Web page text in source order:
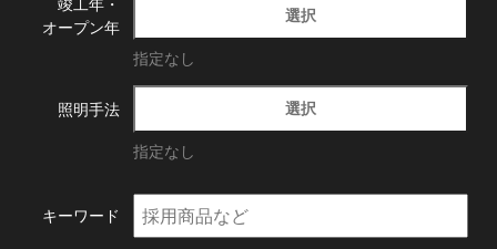
オープン年
選択
指定なし
照明手法 選択
指定なし
キーワード